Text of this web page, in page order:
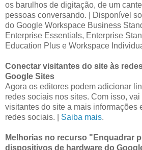
os barulhos de digitação, de um
pessoas conversando. | Disponível
do Google Workspace Business
Enterprise Essentials, Enterprise
Education Plus e Workspace
Conectar visitantes do site às
Google Sites
Agora os editores podem adicionar
redes sociais nos sites. Com isso,
visitantes do site a mais informações
redes sociais. | Saiba mais.
Melhorias no recurso "Enquadrar
dispositivos de hardware do